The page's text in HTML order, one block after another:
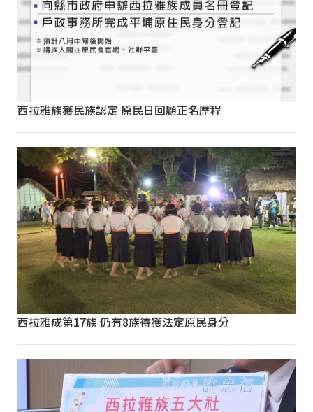
西拉雅族獲民族認定 原民日回顧正名歷程
西拉雅成第17族 仍有8族待獲法定原民身分